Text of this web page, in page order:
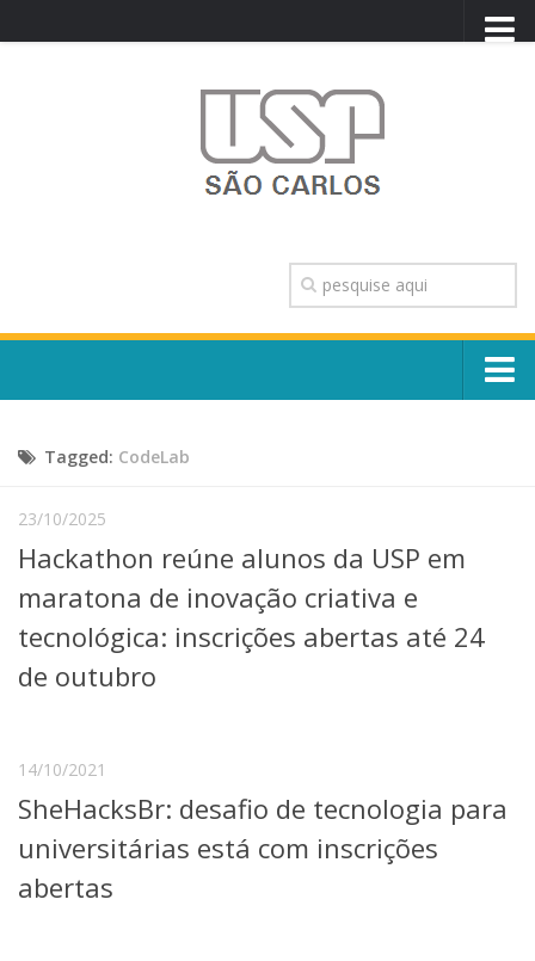
TRANSPARÊNCIA
OUVIDORIA
CONTATO
Escola, Institutos e Órgãos
Núcleos e Comissões
Telefones e Mapas
Graduação
Pós-Graduação
Pesquisa e Inovação
Linhas de Pesquisa
Centros, Núcleos e Projetos em Rede
Pós-doutorado
Iniciação Científica
Transferência de Tecnologia
Tagged: CodeLab
23/10/2025
Hackathon reúne alunos da USP em
maratona de inovação criativa e
tecnológica: inscrições abertas até 24
de outubro
14/10/2021
SheHacksBr: desafio de tecnologia para
universitárias está com inscrições
abertas